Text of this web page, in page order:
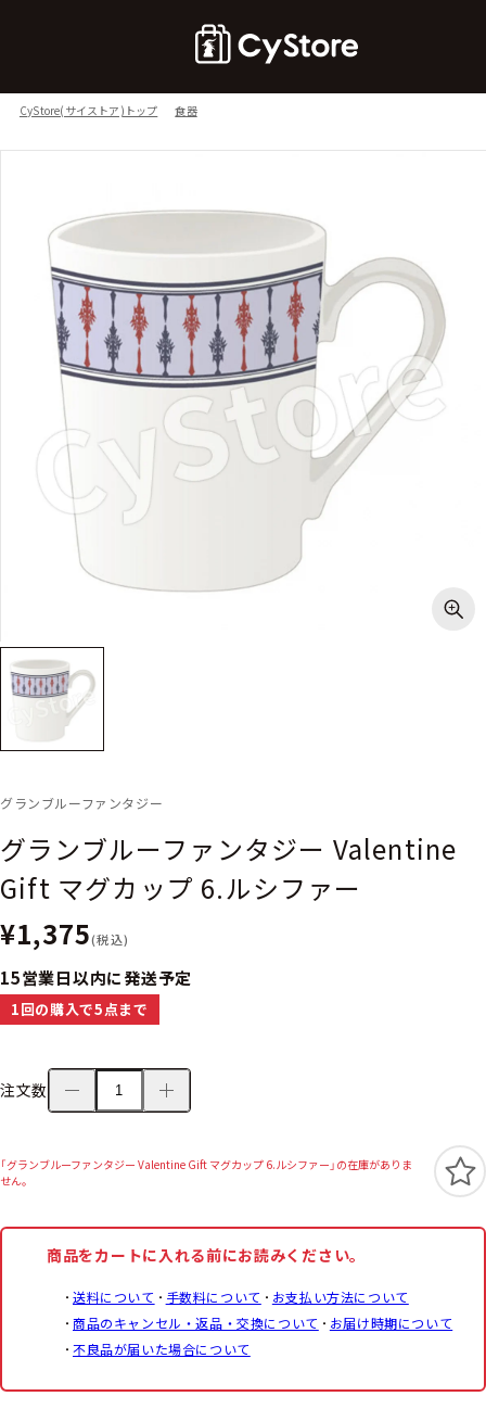
CyStore(サイストア)トップ 食器
グランブルーファンタジー
グランブルーファンタジー Valentine
Gift マグカップ 6.ルシファー
¥1,375(税込)
15営業日以内に発送予定
1回の購入で5点まで
注文数
「グランブルーファンタジー Valentine Gift マグカップ 6.ルシファー」の在庫がありま
せん。
商品をカートに入れる前にお読みください。
送料について 手数料について
お支払い方法について
商品のキャンセル・返品・交換について
お届け時期について
不良品が届いた場合について